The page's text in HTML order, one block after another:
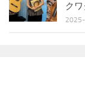
ク